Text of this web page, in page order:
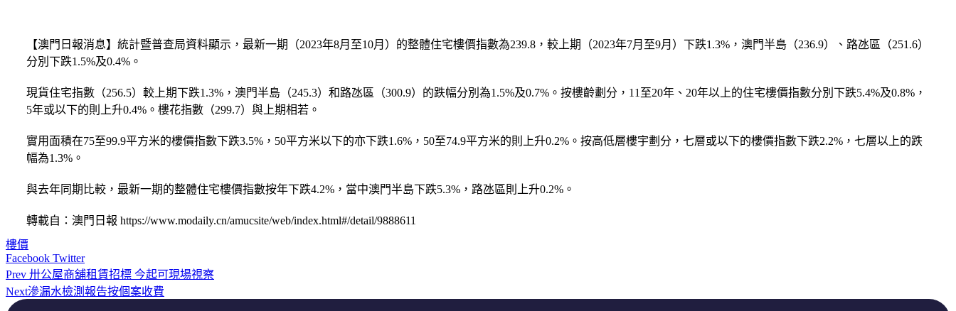
【澳門日報消息】統計暨普查局資料顯示，最新一期（2023年8月至10月）的整體住宅樓價指數為239.8，較上期（2023年7月至9月）下跌1.3%，澳門半島（236.9）、路氹區（251.6）
分別下跌1.5%及0.4%。
現貨住宅指數（256.5）較上期下跌1.3%，澳門半島（245.3）和路氹區（300.9）的跌幅分別為1.5%及0.7%。按樓齡劃分，11至20年、20年以上的住宅樓價指數分別下跌5.4%及0.8%，
5年或以下的則上升0.4%。樓花指數（299.7）與上期相若。
實用面積在75至99.9平方米的樓價指數下跌3.5%，50平方米以下的亦下跌1.6%，50至74.9平方米的則上升0.2%。按高低層樓宇劃分，七層或以下的樓價指數下跌2.2%，七層以上的跌
幅為1.3%。
與去年同期比較，最新一期的整體住宅樓價指數按年下跌4.2%，當中澳門半島下跌5.3%，路氹區則上升0.2%。
轉載自：澳門日報 https://www.modaily.cn/amucsite/web/index.html#/detail/9888611
樓價
Facebook Twitter
Prev 卅公屋商舖租賃招標 今起可現場視察
Next滲漏水檢測報告按個案收費